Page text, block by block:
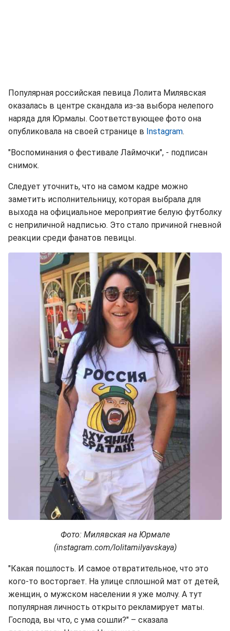
Популярная российская певица Лолита Милявская
оказалась в центре скандала из-за выбора нелепого
наряда для Юрмалы. Соответствующее фото она
опубликовала на своей странице в Instagram.
"Воспоминания о фестивале Лаймочки", - подписан
снимок.
Следует уточнить, что на самом кадре можно
заметить исполнительницу, которая выбрала для
выхода на официальное мероприятие белую футболку
с неприличной надписью. Это стало причиной гневной
реакции среди фанатов певицы.
Фото: Милявская на Юрмале
(instagram.com/lolitamilyavskaya)
"Какая пошлость. И самое отвратительное, что это
кого-то восторгает. На улице сплошной мат от детей,
женщин, о мужском населении я уже молчу. А тут
популярная личность открыто рекламирует маты.
Господа, вы что, с ума сошли?" – сказала